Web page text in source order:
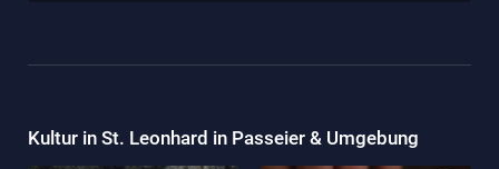
Kultur in St. Leonhard in Passeier & Umgebung